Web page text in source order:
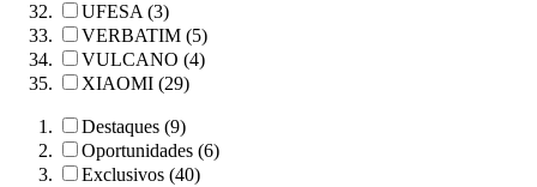
UFESA (3)
VERBATIM (5)
VULCANO (4)
XIAOMI (29)
Destaques (9)
Oportunidades (6)
Exclusivos (40)